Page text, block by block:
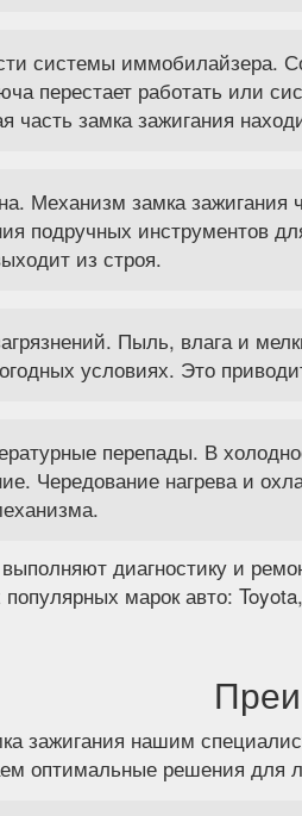
системы иммобилайзера.
перестает работать или
часть замка зажигания
Механизм замка зажигания
подручных инструментов
из строя.
Пыль, влага и
условиях. Это
перепады. В
Чередование нагрева и
диагностику и
марок авто:
зажигания нашим
оптимальные решения